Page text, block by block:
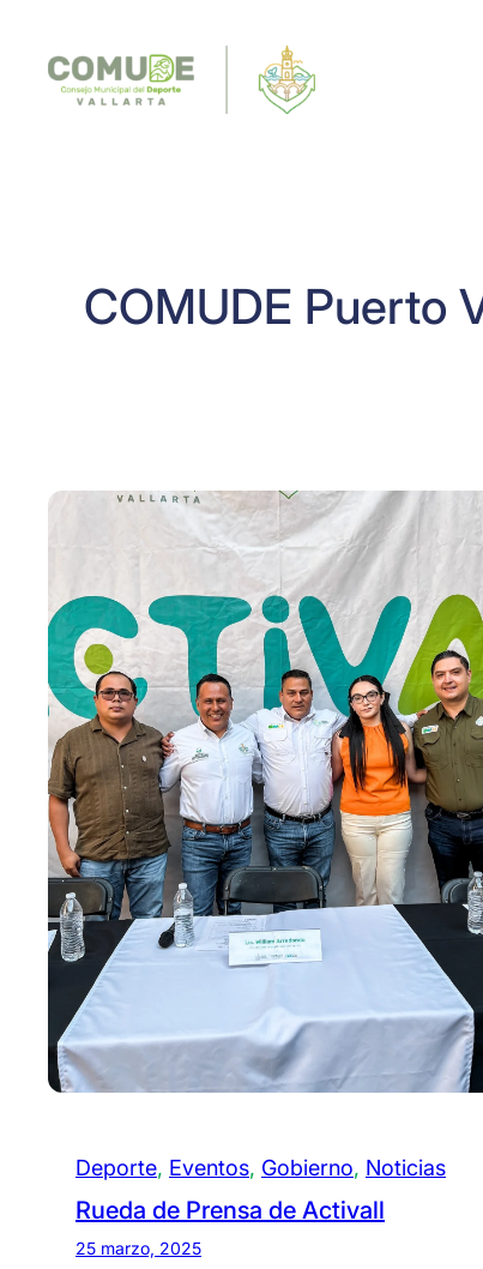
contenido
COMUDE Puerto
Deporte, Eventos, Gobierno, Noticias
Rueda de Prensa de Activall
25 marzo, 2025